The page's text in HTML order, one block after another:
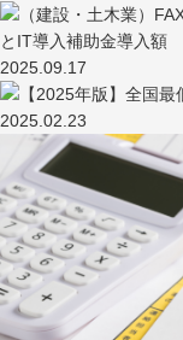
2025.09.17
2025.02.23